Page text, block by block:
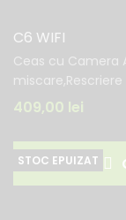
C6 WIFI
Ceas cu Camera
409,00 lei